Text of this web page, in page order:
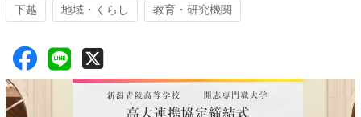
下越 地域・くらし 教育・研究機関